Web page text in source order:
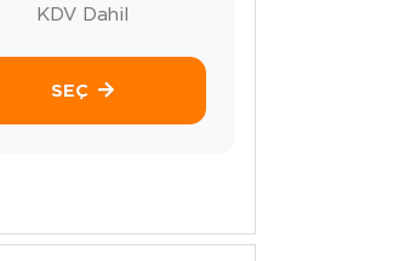
KDV Dahil
SEÇ